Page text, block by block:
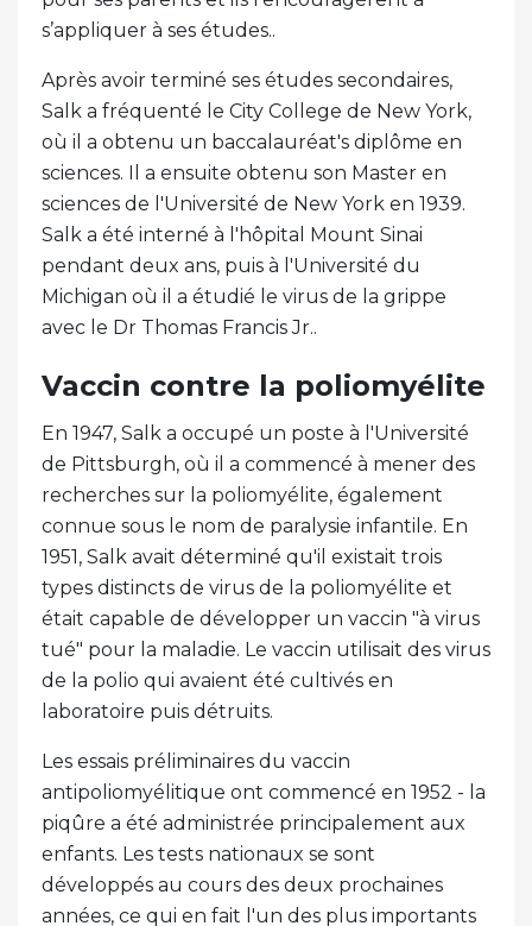
s’appliquer à ses études..
Après avoir terminé ses études secondaires,
Salk a fréquenté le City College de New York,
où il a obtenu un baccalauréat's diplôme en
sciences. Il a ensuite obtenu son Master en
sciences de l'Université de New York en 1939.
Salk a été interné à l'hôpital Mount Sinai
pendant deux ans, puis à l'Université du
Michigan où il a étudié le virus de la grippe
avec le Dr Thomas Francis Jr..
Vaccin contre la poliomyélite
En 1947, Salk a occupé un poste à l'Université
de Pittsburgh, où il a commencé à mener des
recherches sur la poliomyélite, également
connue sous le nom de paralysie infantile. En
1951, Salk avait déterminé qu'il existait trois
types distincts de virus de la poliomyélite et
était capable de développer un vaccin "à virus
tué" pour la maladie. Le vaccin utilisait des virus
de la polio qui avaient été cultivés en
laboratoire puis détruits.
Les essais préliminaires du vaccin
antipoliomyélitique ont commencé en 1952 - la
piqûre a été administrée principalement aux
enfants. Les tests nationaux se sont
développés au cours des deux prochaines
années, ce qui en fait l'un des plus importants